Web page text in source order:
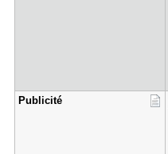
Publicité